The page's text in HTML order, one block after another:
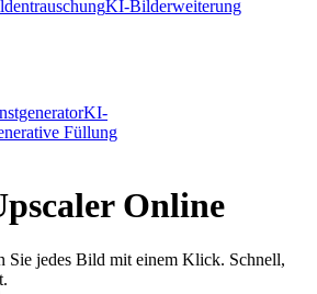
KI-Bilderweiterung
KI-
Füllung
Online
Sie jedes Bild mit einem Klick. Schnell,